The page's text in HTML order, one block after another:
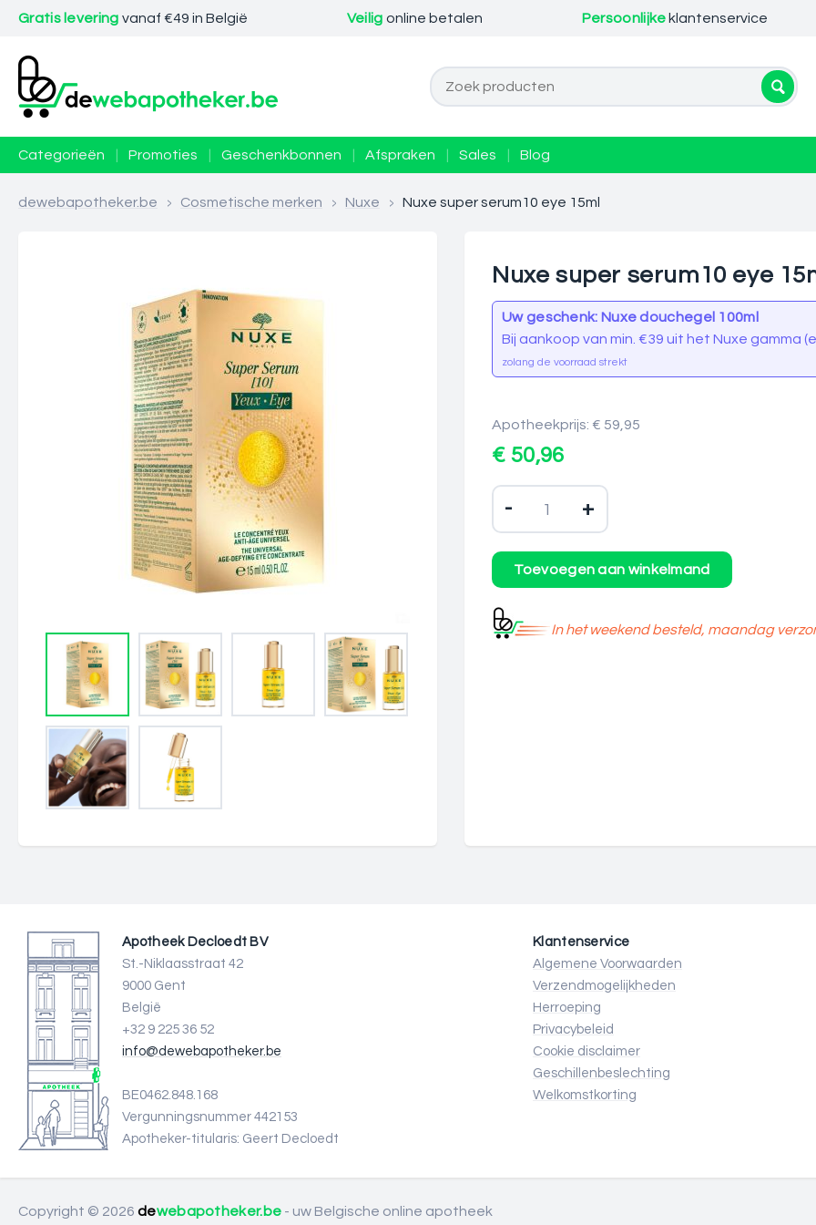
Gratis levering vanaf €49 in België Veilig online betalen Persoonlijke klantenservice
Categorieën Promoties Geschenkbonnen Afspraken Sales Blog
dewebapotheker.be > Cosmetische merken > Nuxe > Nuxe super serum10 eye 15ml
Nuxe super serum10 eye
Uw geschenk: Nuxe douchegel 100ml
Bij aankoop van min. €39 uit het Nuxe gamma
zolang de voorraad strekt
Apotheekprijs: € 59,95
€ 50,96
- +
In het weekend besteld, maandag
Apotheek Decloedt BV
St.-Niklaasstraat 42
9000 Gent
België
+32 9 225 36 52
info@dewebapotheker.be
BE0462.848.168
Vergunningsnummer 442153
Apotheker-titularis: Geert Decloedt
Klantenservice
Algemene Voorwaarden
Verzendmogelijkheden
Herroeping
Privacybeleid
Cookie disclaimer
Geschillenbeslechting
Welkomstkorting
Copyright © 2026 dewebapotheker.be - uw Belgische online apotheek